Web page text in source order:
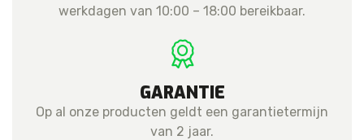
werkdagen van 10:00 – 18:00 bereikbaar.
GARANTIE
Op al onze producten geldt een garantietermijn
van 2 jaar.